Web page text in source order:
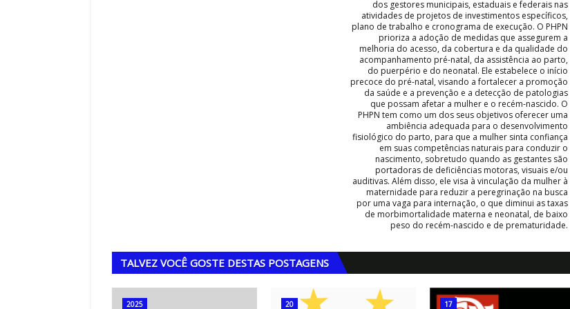
dos gestores municipais, estaduais e federais nas
atividades de projetos de investimentos específicos,
plano de trabalho e cronograma de execução. O PHPN
prioriza a adoção de medidas que assegurem a
melhoria do acesso, da cobertura e da qualidade do
acompanhamento pré-natal, da assistência ao parto,
do puerpério e do neonatal. Ele estabelece o início
precoce do pré-natal, visando a fortalecer a promoção
da saúde e a prevenção e a detecção de patologias
que possam afetar a mulher e o recém-nascido. O
PHPN tem como um dos seus objetivos oferecer uma
ambiência adequada para o desenvolvimento
fisiológico do parto, para que a mulher sinta confiança
em suas competências naturais para conduzir o
nascimento, sobretudo quando as gestantes são
portadoras de deficiências motoras, visuais e/ou
auditivas. Além disso, ele visa à vinculação da mulher à
maternidade para reduzir a peregrinação na busca
por uma vaga para internação, o que diminui as taxas
de morbimortalidade materna e neonatal, de baixo
peso do recém-nascido e de prematuridade.
TALVEZ VOCÊ GOSTE DESTAS POSTAGENS
2025 20 17